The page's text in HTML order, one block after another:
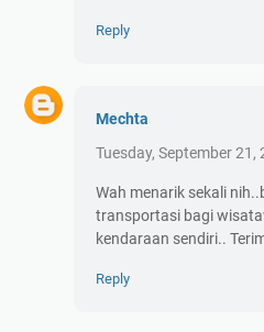
Reply
Mechta
Tuesday, September
Wah menarik sekali
transportasi bagi
kendaraan sendiri..
Reply